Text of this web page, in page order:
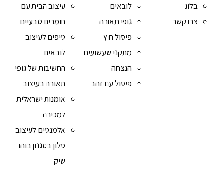
בלוג
צרו קשר
לובאים
גופי תאורה
פיסול חוץ
מתקני שעשועים
הנצחה
פיסול עם זהב
עיצוב הבית עם
חומרים טבעיים
טיפים לעיצוב
לובאים
החשיבות של גופי
תאורה בעיצוב
אומנות ישראלית
למכירה
אלמנטים לעיצוב
סלון בסגנון בוהו
שיק